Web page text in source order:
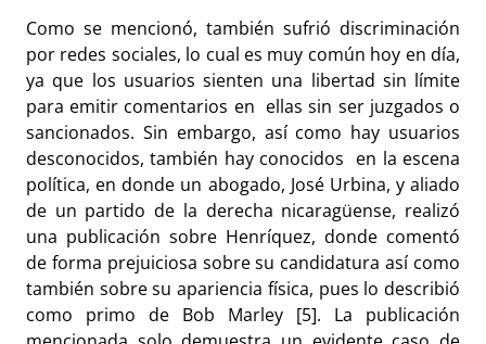
Como se mencionó, también sufrió discriminación
por redes sociales, lo cual es muy común hoy en día,
ya que los usuarios sienten una libertad sin límite
para emitir comentarios en ellas sin ser juzgados o
sancionados. Sin embargo, así como hay usuarios
desconocidos, también hay conocidos en la escena
política, en donde un abogado, José Urbina, y aliado
de un partido de la derecha nicaragüense, realizó
una publicación sobre Henríquez, donde comentó
de forma prejuiciosa sobre su candidatura así como
también sobre su apariencia física, pues lo describió
como primo de Bob Marley [5]. La publicación